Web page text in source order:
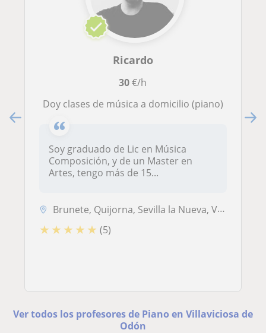
Ricardo
30€/h
Doy clases de música a domicilio (piano)
Soy graduado de Lic en Música
Composición, y de un Master en
Artes, tengo más de 15...
Brunete, Quijorna, Sevilla la Nueva, Villanueva de la Cañada, Boadilla...
★ ★ ★ ★ ★ (5)
Ver todos los profesores de Piano en Villaviciosa de
Odón